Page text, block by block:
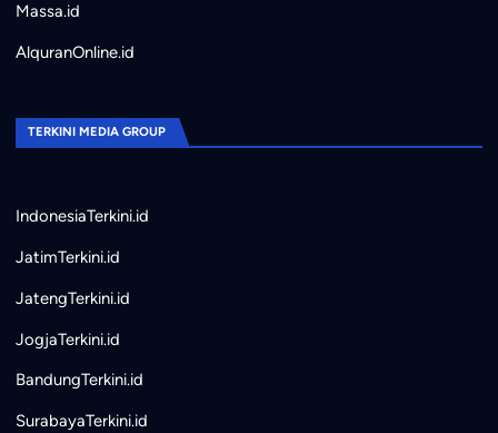
Massa.id
AlquranOnline.id
TERKINI MEDIA GROUP
IndonesiaTerkini.id
JatimTerkini.id
JatengTerkini.id
JogjaTerkini.id
BandungTerkini.id
SurabayaTerkini.id